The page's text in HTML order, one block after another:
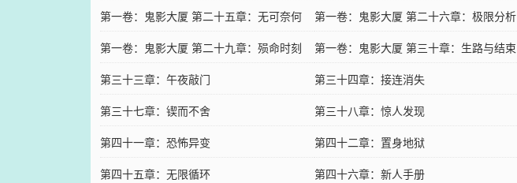
第一卷：鬼影大厦 第二十五章：无可奈何
第一卷：鬼影大厦 第二十六章：极限分析
第一卷：鬼影大厦 第二十九章：殒命时刻
第一卷：鬼影大厦 第三十章：生路与结束
第三十三章：午夜敲门
第三十四章：接连消失
第三十七章：锲而不舍
第三十八章：惊人发现
第四十一章：恐怖异变
第四十二章：置身地狱
第四十五章：无限循环
第四十六章：新人手册